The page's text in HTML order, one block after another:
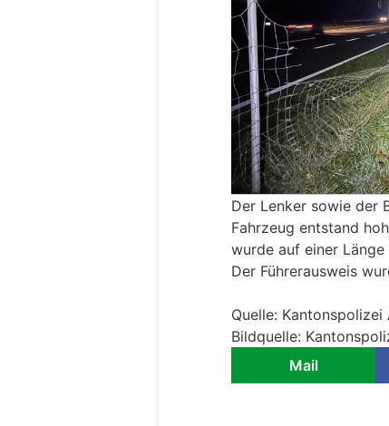
Der Lenker sowie der
Fahrzeug entstand
wurde auf einer
Der Führerausweis
Quelle: Kantonspolizei
Bildquelle:
Mail